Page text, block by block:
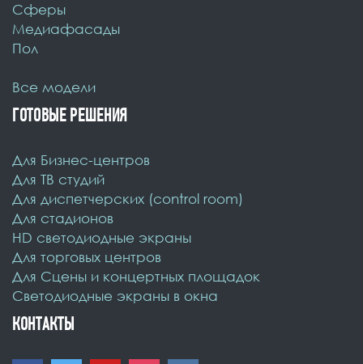
Cферы
Медиафасады
Пол
Все модели
ГОТОВЫЕ РЕШЕНИЯ
Для Бизнес-центров
Для ТВ студий
Для диспетчерских (control room)
Для стадионов
HD светодиодные экраны
Для торговых центров
Для Сцены и концертных площадок
Светодиодные экраны в окна
КОНТАКТЫ